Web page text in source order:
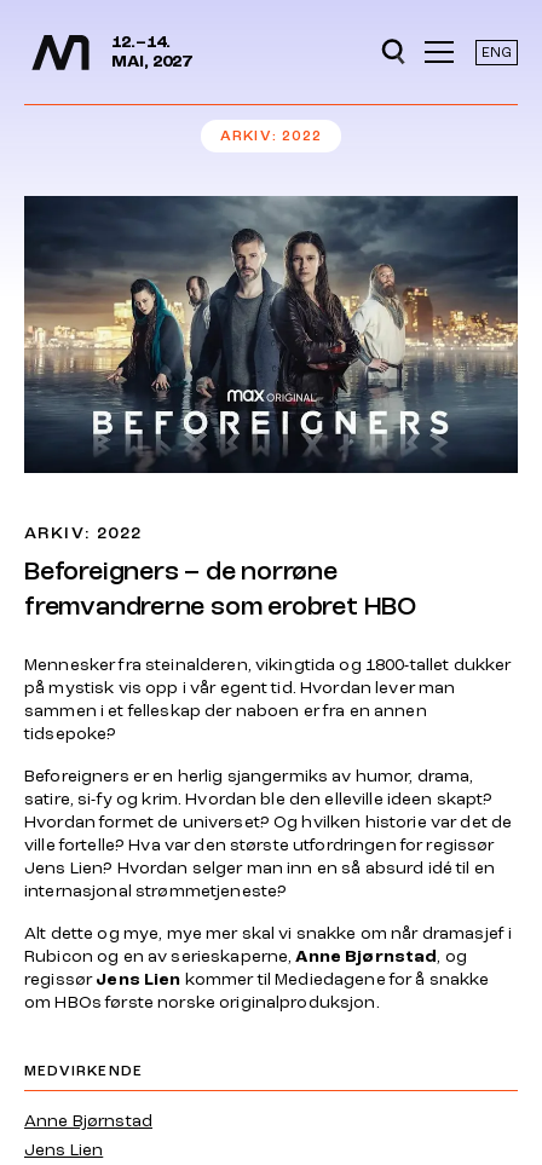
Hopp til hovedinnhold
12.–14.
MAI, 2027
ENG
ARKIV 2022
ARKIV: 2022
Beforeigners – de norrøne
fremvandrerne som erobret HBO
Mennesker fra steinalderen, vikingtida og 1800-tallet dukker
på mystisk vis opp i vår egent tid. Hvordan lever man
sammen i et felleskap der naboen er fra en annen
tidsepoke?
Beforeigners er en herlig sjangermiks av humor, drama,
satire, si-fy og krim. Hvordan ble den elleville ideen skapt?
Hvordan formet de universet? Og hvilken historie var det de
ville fortelle? Hva var den største utfordringen for regissør
Jens Lien? Hvordan selger man inn en så absurd idé til en
internasjonal strømmetjeneste?
Alt dette og mye, mye mer skal vi snakke om når dramasjef i
Rubicon og en av serieskaperne,Anne Bjørnstad , og
regissør Jens Lien kommer til Mediedagene for å snakke
om HBOs første norske originalproduksjon.
MEDVIRKENDE
Anne Bjørnstad
Jens Lien